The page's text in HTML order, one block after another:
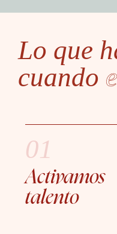
Lo que
cuando
Activamos
talento
01